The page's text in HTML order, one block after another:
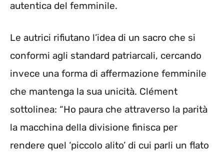
autentica del femminile.
Le autrici rifiutano l’idea di un sacro che si
conformi agli standard patriarcali, cercando
invece una forma di affermazione femminile
che mantenga la sua unicità. Clément
sottolinea: “Ho paura che attraverso la parità
la macchina della divisione finisca per
rendere quel ‘piccolo alito’ di cui parli un flato